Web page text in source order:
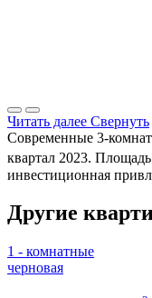
Читать далее Свернуть
Современные 3-
квартал 2023.
инвестиционная
Другие
1 - комнатные
черновая